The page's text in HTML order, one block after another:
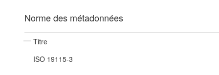
Norme des métadonnées
Titre
ISO 19115-3